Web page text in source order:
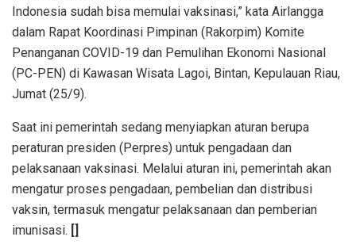
Indonesia sudah bisa memulai vaksinasi,” kata Airlangga
dalam Rapat Koordinasi Pimpinan (Rakorpim) Komite
Penanganan COVID-19 dan Pemulihan Ekonomi Nasional
(PC-PEN) di Kawasan Wisata Lagoi, Bintan, Kepulauan Riau,
Jumat (25/9).
Saat ini pemerintah sedang menyiapkan aturan berupa
peraturan presiden (Perpres) untuk pengadaan dan
pelaksanaan vaksinasi. Melalui aturan ini, pemerintah akan
mengatur proses pengadaan, pembelian dan distribusi
vaksin, termasuk mengatur pelaksanaan dan pemberian
imunisasi.